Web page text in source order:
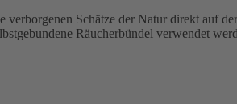
verborgenen Schätze der Natur direkt
Räucherbündel verwendet